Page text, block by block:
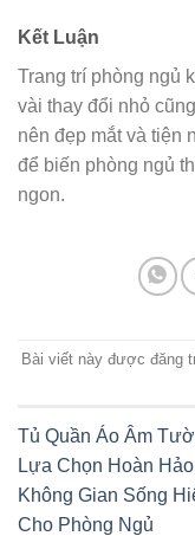
Kết Luận
Trang trí phòng ngủ
vài thay đổi nhỏ
nên đẹp mắt và tiện
để biến phòng ngủ
ngon.
Bài viết này được đăng
Tủ Quần Áo Âm
Lựa Chọn Hoàn
Không Gian Sống
Cho Phòng Ngủ